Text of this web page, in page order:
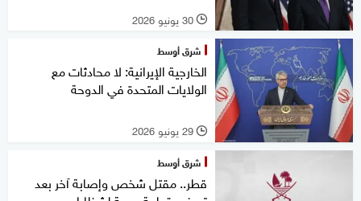
l 30 يونيو 2026
شرق أوسط
الخارجية الإيرانية: لا محادثات مع
الولايات المتحدة في الدوحة
l 29 يونيو 2026
شرق أوسط
قطر.. مقتل شخص وإصابة آخر بعد